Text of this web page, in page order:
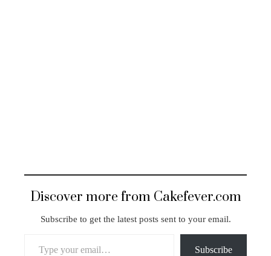
Discover more from Cakefever.com
Subscribe to get the latest posts sent to your email.
Subscribe